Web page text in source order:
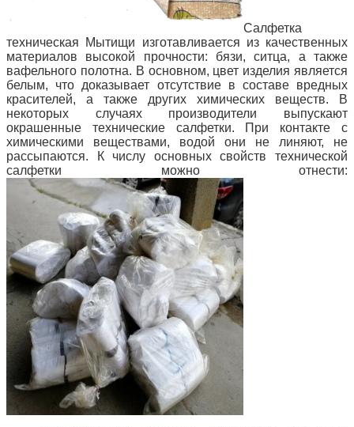
Салфетка
техническая Мытищи изготавливается из качественных
материалов высокой прочности: бязи, ситца, а также
вафельного полотна. В основном, цвет изделия является
белым, что доказывает отсутствие в составе вредных
красителей, а также других химических веществ. В
некоторых случаях производители выпускают
окрашенные технические салфетки. При контакте с
химическими веществами, водой они не линяют, не
рассыпаются. К числу основных свойств технической
салфетки можно отнести: